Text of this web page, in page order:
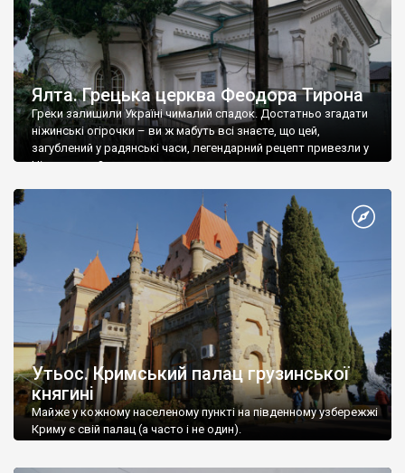
Ялта. Грецька церква Феодора Тирона
Греки залишили Україні чималий спадок. Достатньо згадати
ніжинські огірочки – ви ж мабуть всі знаєте, що цей,
загублений у радянські часи, легендарний рецепт привезли у
Ніжин греки?
Утьос. Кримський палац грузинської
княгині
Майже у кожному населеному пункті на південному узбережжі
Криму є свій палац (а часто і не один).